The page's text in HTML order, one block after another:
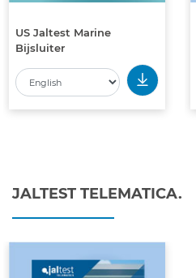
US Jaltest Marine
Bijsluiter
JALTEST TELEMATICA.